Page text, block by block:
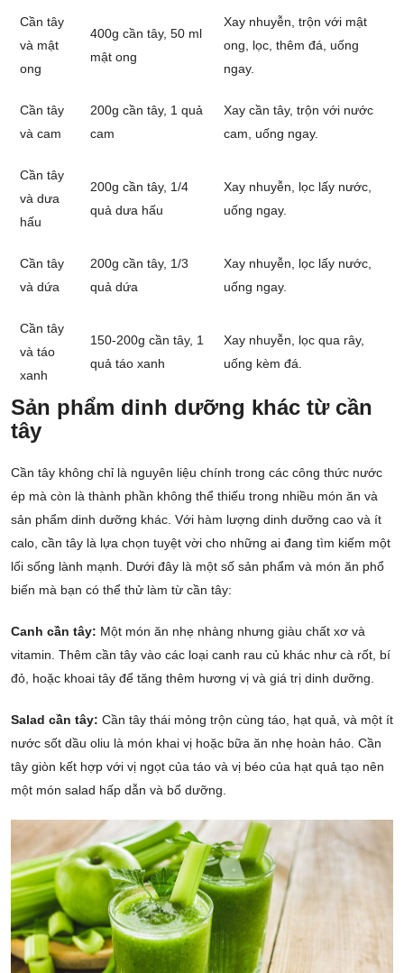
Cần tây
và mật
ong
400g cần tây, 50 ml
mật ong
Xay nhuyễn, trộn với mật
ong, lọc, thêm đá, uống
ngay.
Cần tây
và cam
200g cần tây, 1 quả
cam
Xay cần tây, trộn với nước
cam, uống ngay.
Cần tây
và dưa
hấu
200g cần tây, 1/4
quả dưa hấu
Xay nhuyễn, lọc lấy nước,
uống ngay.
Cần tây
và dứa
200g cần tây, 1/3
quả dứa
Xay nhuyễn, lọc lấy nước,
uống ngay.
Cần tây
và táo
xanh
150-200g cần tây, 1
quả táo xanh
Xay nhuyễn, lọc qua rây,
uống kèm đá.
Sản phẩm dinh dưỡng khác từ cần
tây
Cần tây không chỉ là nguyên liệu chính trong các công thức nước
ép mà còn là thành phần không thể thiếu trong nhiều món ăn và
sản phẩm dinh dưỡng khác. Với hàm lượng dinh dưỡng cao và ít
calo, cần tây là lựa chọn tuyệt vời cho những ai đang tìm kiếm một
lối sống lành mạnh. Dưới đây là một số sản phẩm và món ăn phổ
biến mà bạn có thể thử làm từ cần tây:
Canh cần tây: Một món ăn nhẹ nhàng nhưng giàu chất xơ và
vitamin. Thêm cần tây vào các loại canh rau củ khác như cà rốt, bí
đỏ, hoặc khoai tây để tăng thêm hương vị và giá trị dinh dưỡng.
Salad cần tây: Cần tây thái mỏng trộn cùng táo, hạt quả, và một ít
nước sốt dầu oliu là món khai vị hoặc bữa ăn nhẹ hoàn hảo. Cần
tây giòn kết hợp với vị ngọt của táo và vị béo của hạt quả tạo nên
một món salad hấp dẫn và bổ dưỡng.